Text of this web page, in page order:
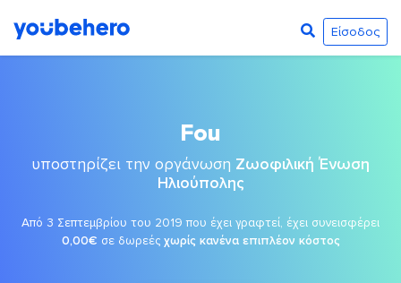
Είσοδος
Fou
υποστηρίζει την οργάνωση Ζωοφιλική Ένωση
Ηλιούπολης
Από 3 Σεπτεμβρίου του 2019 που έχει γραφτεί, έχει συνεισφέρει
0,00€ σε δωρεές χωρίς κανένα επιπλέον κόστος